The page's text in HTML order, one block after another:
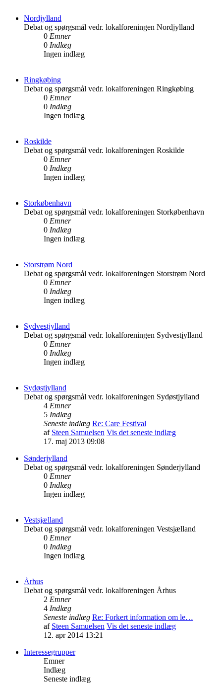
Nordjylland
Debat og spørgsmål vedr. lokalforeningen Nordjylland
0 Emner
0 Indlæg
Ingen indlæg
Ringkøbing
Debat og spørgsmål vedr. lokalforeningen Ringkøbing
0 Emner
0 Indlæg
Ingen indlæg
Roskilde
Debat og spørgsmål vedr. lokalforeningen Roskilde
0 Emner
0 Indlæg
Ingen indlæg
Storkøbenhavn
Debat og spørgsmål vedr. lokalforeningen Storkøbenhavn
0 Emner
0 Indlæg
Ingen indlæg
Storstrøm Nord
Debat og spørgsmål vedr. lokalforeningen Storstrøm Nord
0 Emner
0 Indlæg
Ingen indlæg
Sydvestjylland
Debat og spørgsmål vedr. lokalforeningen Sydvestjylland
0 Emner
0 Indlæg
Ingen indlæg
Sydøstjylland
Debat og spørgsmål vedr. lokalforeningen Sydøstjylland
4 Emner
5 Indlæg
Seneste indlæg Re: Care Festival
af Steen Samuelsen Vis det seneste indlæg
17. maj 2013 09:08
Sønderjylland
Debat og spørgsmål vedr. lokalforeningen Sønderjylland
0 Emner
0 Indlæg
Ingen indlæg
Vestsjælland
Debat og spørgsmål vedr. lokalforeningen Vestsjælland
0 Emner
0 Indlæg
Ingen indlæg
Århus
Debat og spørgsmål vedr. lokalforeningen Århus
2 Emner
4 Indlæg
Seneste indlæg Re: Forkert information om le…
af Steen Samuelsen Vis det seneste indlæg
12. apr 2014 13:21
Interessegrupper
Emner
Indlæg
Seneste indlæg